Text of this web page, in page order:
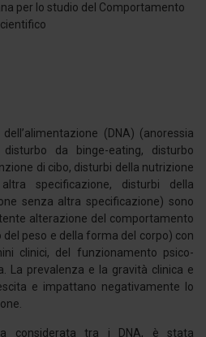
per lo studio del Comportamento
(DNA) (anoressia
da binge-eating, disturbo
di cibo, disturbi della nutrizione
specificazione, disturbi della
senza altra specificazione) sono
alterazione del comportamento
peso e della forma del corpo) con
clinici, del funzionamento psico-
La prevalenza e la gravità clinica e
e impattano negativamente lo
considerata tra i DNA, è stata